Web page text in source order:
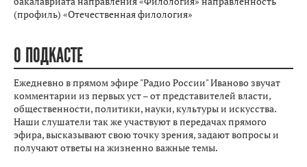
(профиль) «Отечественная филология»
О ПОДКАСТЕ
Ежедневно в прямом эфире "Радио России" Иваново звучат
комментарии из первых уст – от представителей власти,
общественности, политики, науки, культуры и искусства.
Наши слушатели так же участвуют в передачах прямого
эфира, высказывают свою точку зрения, задают вопросы и
получают ответы на жизненно важные темы.